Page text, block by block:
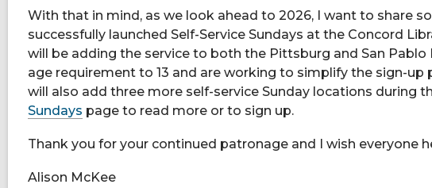
With that in mind, as we look ahead to 2026, I want to share
successfully launched Self-Service Sundays at the Concord
will be adding the service to both the Pittsburg and San
age requirement to 13 and are working to simplify the sign-
will also add three more self-service Sunday locations during
Sundays page to read more or to sign up.
Thank you for your continued patronage and I wish everyone
Alison McKee